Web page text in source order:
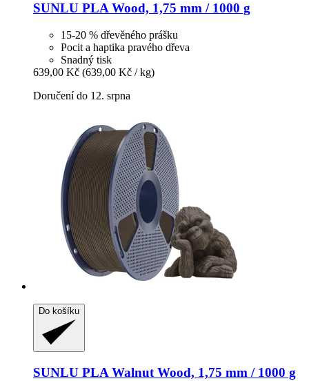
SUNLU PLA Wood, 1,75 mm / 1000 g
15-20 % dřevěného prášku
Pocit a haptika pravého dřeva
Snadný tisk
639,00 Kč (639,00 Kč / kg)
Doručení do 12. srpna
Do košíku
SUNLU PLA Walnut Wood, 1,75 mm / 1000 g